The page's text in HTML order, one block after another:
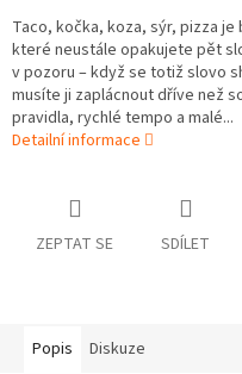
Taco, kočka, koza, sýr, pizza
které neustále opakujete pět
v pozoru – když se totiž slovo
musíte ji zaplácnout dříve než
pravidla, rychlé tempo a malé...
Detailní informace
ZEPTAT SE SDÍLET
Popis Diskuze